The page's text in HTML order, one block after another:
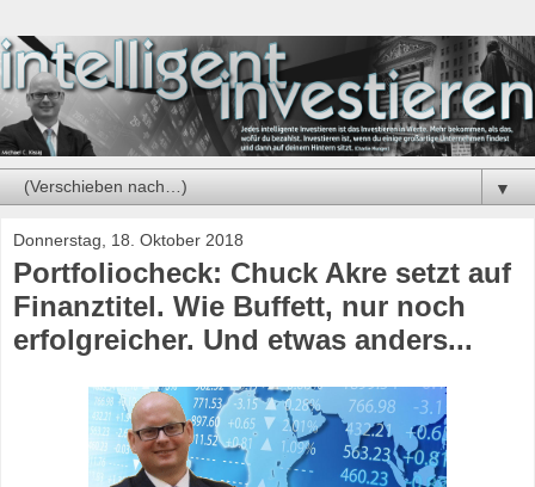
▼
Donnerstag, 18. Oktober 2018
Portfoliocheck: Chuck Akre setzt auf
Finanztitel. Wie Buffett, nur noch
erfolgreicher. Und etwas anders...